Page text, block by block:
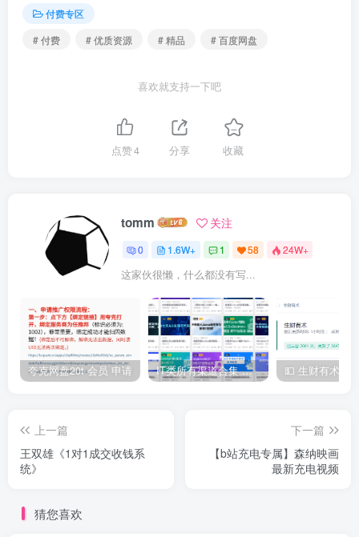
付费专区
# 付费
# 优质资源 # 精品 # 百度网盘
喜欢就支持一下吧
点赞4 分享 收藏
tomm 关注
0 1.6W+ 1 58 24W+
这家伙很懒，什么都没有写...
夸克网盘20t 会员 申请 IT类所有渠道合集 持续日更，目前近四千多条资源 年费用户微信私信获取权限
上一篇
王双雄《1对1成交收钱系
统》
下一篇
【b站充电专属】森纳映画
最新充电视频
猜您喜欢